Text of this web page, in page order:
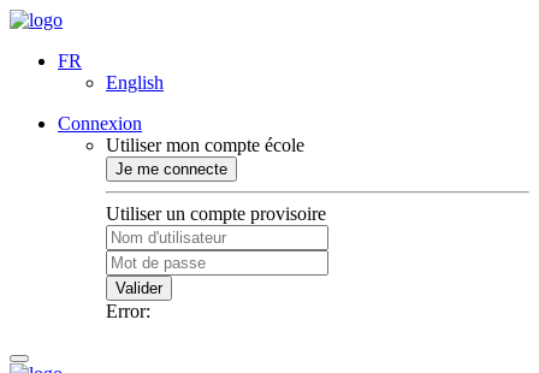
FR
English
Connexion
Utiliser mon compte école
Je me connecte
Utiliser un compte provisoire
Valider
Error: